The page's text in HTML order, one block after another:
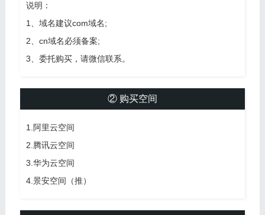
说明：
1、域名建议com域名;
2、cn域名必须备案;
3、委托购买，请微信联系。
② 购买空间
1.阿里云空间
2.腾讯云空间
3.华为云空间
4.景安空间（推）